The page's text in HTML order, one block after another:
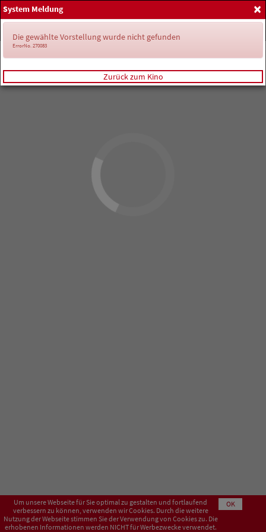
Home
Anmelden
Um unsere Webseite für Sie optimal zu gestalten und fortlaufend
verbessern zu können, verwenden wir Cookies. Durch die weitere
Nutzung der Webseite stimmen Sie der Verwendung von Cookies zu. Die
erhobenen Informationen werden NICHT für Werbezwecke verwendet.
OK
×
System Meldung
Die gewählte Vorstellung wurde nicht gefunden
ErrorNo. 270083
Zurück zum Kino